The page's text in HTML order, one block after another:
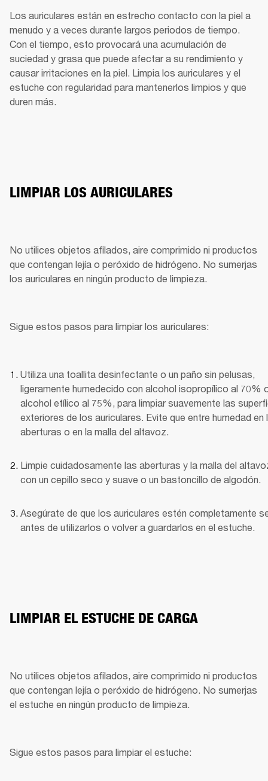
Los auriculares están en estrecho contacto con la piel a
menudo y a veces durante largos periodos de tiempo.
Con el tiempo, esto provocará una acumulación de
suciedad y grasa que puede afectar a su rendimiento y
causar irritaciones en la piel. Limpia los auriculares y el
estuche con regularidad para mantenerlos limpios y que
duren más.
LIMPIAR LOS AURICULARES
No utilices objetos afilados, aire comprimido ni productos
que contengan lejía o peróxido de hidrógeno. No sumerjas
los auriculares en ningún producto de limpieza.
Sigue estos pasos para limpiar los auriculares:
Utiliza una toallita desinfectante o un paño sin pelusas,
ligeramente humedecido con alcohol isopropílico al 70%
alcohol etílico al 75%, para limpiar suavemente las
exteriores de los auriculares. Evite que entre humedad en
aberturas o en la malla del altavoz.
Limpie cuidadosamente las aberturas y la malla del
con un cepillo seco y suave o un bastoncillo de algodón.
Asegúrate de que los auriculares estén completamente
antes de utilizarlos o volver a guardarlos en el estuche.
LIMPIAR EL ESTUCHE DE CARGA
No utilices objetos afilados, aire comprimido ni productos
que contengan lejía o peróxido de hidrógeno. No sumerjas
el estuche en ningún producto de limpieza.
Sigue estos pasos para limpiar el estuche: